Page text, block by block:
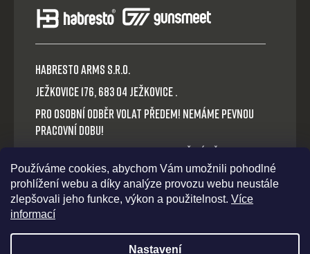
Používáme cookies, abychom Vám umožnili pohodlné
prohlížení webu a díky analýze provozu webu neustále
zlepšovali jeho funkce, výkon a použitelnost. Více
informací
Nastavení
HABRESTO ARMS s.r.o.
Ježkovice 176, 683 04 Ježkovice .
Pro osobní odběr volat předem! Nemáme pevnou
pracovní dobu!
Platba v hotovosti nebo QR okamžitý převod.
Volejte: +420 721 030 614
E-mail: habresto@habresto.cz